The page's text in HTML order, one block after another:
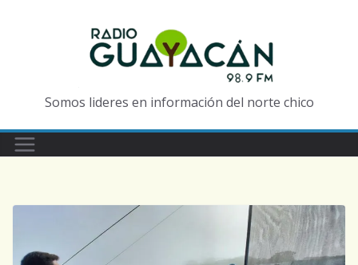
Somos lideres en información del norte chico